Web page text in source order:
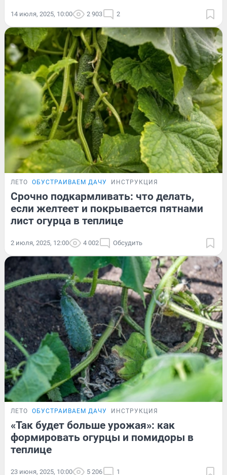
14 июля, 2025, 10:00 2 903 2
ЛЕТО ОБУСТРАИВАЕМ ДАЧУ ИНСТРУКЦИЯ
Срочно подкармливать: что делать,
если желтеет и покрывается пятнами
лист огурца в теплице
2 июля, 2025, 12:00 4 002 Обсудить
ЛЕТО ОБУСТРАИВАЕМ ДАЧУ ИНСТРУКЦИЯ
«Так будет больше урожая»: как
формировать огурцы и помидоры в
теплице
23 июня, 2025, 10:00 5 206 1